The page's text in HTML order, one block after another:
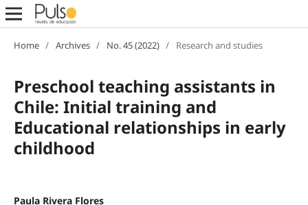
Home / Archives / No. 45 (2022) / Research and studies
Preschool teaching assistants in
Chile: Initial training and
Educational relationships in early
childhood
Paula Rivera Flores